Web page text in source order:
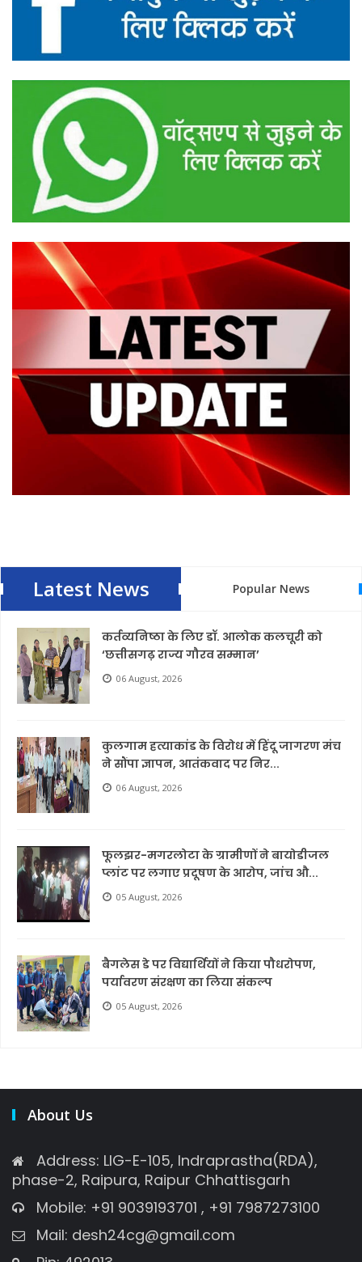
Latest News Popular News
कर्तव्यनिष्ठा के लिए डॉ. आलोक कलचूरी को
‘छत्तीसगढ़ राज्य गौरव सम्मान’
06 August, 2026
कुलगाम हत्याकांड के विरोध में हिंदू जागरण मंच
ने सौंपा ज्ञापन, आतंकवाद पर निर...
06 August, 2026
फूलझर-मगरलोटा के ग्रामीणों ने बायोडीजल
प्लांट पर लगाए प्रदूषण के आरोप, जांच औ...
05 August, 2026
बैगलेस डे पर विद्यार्थियों ने किया पौधरोपण,
पर्यावरण संरक्षण का लिया संकल्प
05 August, 2026
About Us
Address: LIG-E-105, Indraprastha(RDA),
phase-2, Raipura, Raipur Chhattisgarh
Mobile: +91 9039193701 , +91 7987273100
Mail: desh24cg@gmail.com